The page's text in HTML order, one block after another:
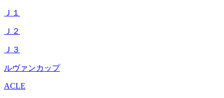
Ｊ１
Ｊ２
Ｊ３
ルヴァンカップ
ACLE